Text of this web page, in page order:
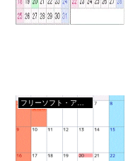
フリーソフト・アプリ・Webサービス